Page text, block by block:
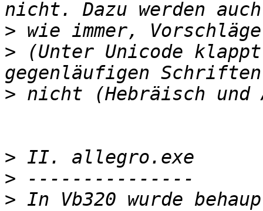
>
> (Unter Unicode
>
>
>
> In Vb320 wurde